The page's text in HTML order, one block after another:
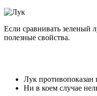
Если сравнивать зеленый
полезные свойства.
Лук противопоказан
Ни в коем случае